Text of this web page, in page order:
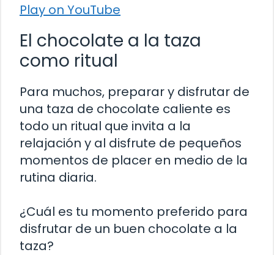
Play on YouTube
El chocolate a la taza
como ritual
Para muchos, preparar y disfrutar de
una taza de chocolate caliente es
todo un ritual que invita a la
relajación y al disfrute de pequeños
momentos de placer en medio de la
rutina diaria.
¿Cuál es tu momento preferido para
disfrutar de un buen chocolate a la
taza?